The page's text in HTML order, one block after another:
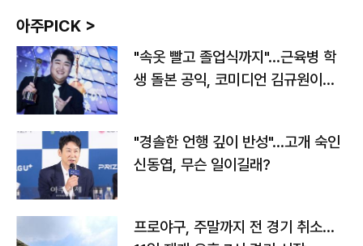
아주PICK >
"속옷 빨고 졸업식까지"…근육병 학
생 돌본 공익, 코미디언 김규원이었
"경솔한 언행 깊이 반성"…고개 숙인
신동엽, 무슨 일이길래?
프로야구, 주말까지 전 경기 취소…